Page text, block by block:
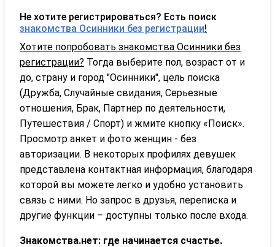
Не хотите регистрироваться? Есть поиск
знакомства Осинники без регистрации!
Хотите попробовать знакомства Осинники без
регистрации? Тогда выберите пол, возраст от и
до, страну и город "Осинники", цель поиска
(Дружба, Случайные свидания, Серьезные
отношения, Брак, Партнер по деятельности,
Путешествия / Спорт) и жмите кнопку «Поиск».
Просмотр анкет и фото женщин - без
авторизации. В некоторых профилях девушек
представлена контактная информация, благодаря
которой вы можете легко и удобно установить
связь с ними. Но запрос в друзья, переписка и
другие функции – доступны только после входа.
Знакомства.нет: где начинается счастье.